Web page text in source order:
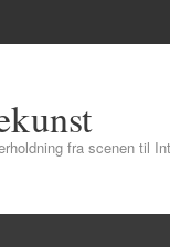
fra scenen til